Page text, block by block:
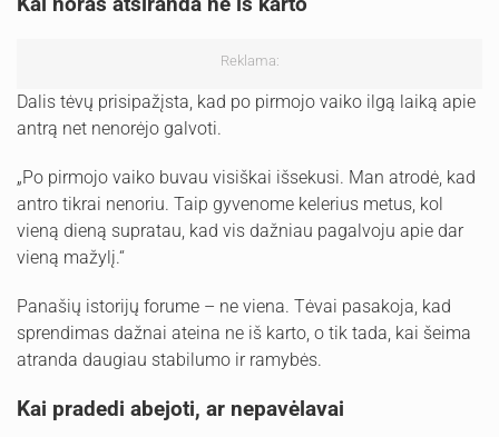
Reklama:
Dalis tėvų prisipažįsta, kad po pirmojo vaiko ilgą laiką apie
antrą net nenorėjo galvoti.
„Po pirmojo vaiko buvau visiškai išsekusi. Man atrodė, kad
antro tikrai nenoriu. Taip gyvenome kelerius metus, kol
vieną dieną supratau, kad vis dažniau pagalvoju apie dar
vieną mažylį.“
Panašių istorijų forume – ne viena. Tėvai pasakoja, kad
sprendimas dažnai ateina ne iš karto, o tik tada, kai šeima
atranda daugiau stabilumo ir ramybės.
Kai pradedi abejoti, ar nepavėlavai